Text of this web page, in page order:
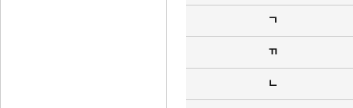
ㄱ
ㄲ
ㄴ